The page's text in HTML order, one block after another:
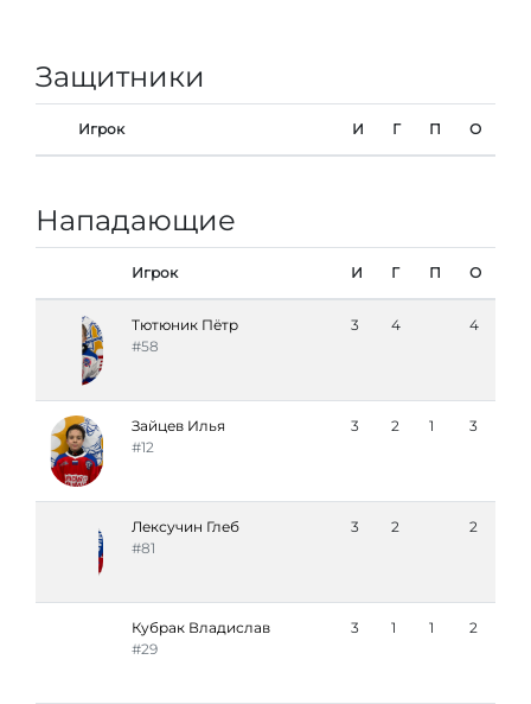
Защитники
Игрок И Г П О
Нападающие
Игрок И Г П О
Тютюник Пётр
#58
3 4 4
Зайцев Илья
#12
3 2 1 3
Лексучин Глеб
#81
3 2 2
Кубрак Владислав
#29
3 1 1 2